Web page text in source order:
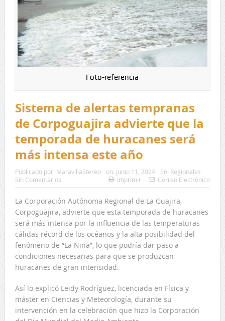
Foto-referencia
Sistema de alertas tempranas
de Corpoguajira advierte que la
temporada de huracanes será
más intensa este año
Publicado por: MaravillaStereo on: junio 11, 2024 En: Regionales
Sin Comentarios
Imprimir Correo Electrónico
La Corporación Autónoma Regional de La Guajira,
Corpoguajira, advierte que esta temporada de huracanes
será más intensa por la influencia de las temperaturas
cálidas récord de los océanos y la alta posibilidad del
fenómeno de “La Niña”, lo que podría dar paso a
condiciones necesarias para que se produzcan
huracanes de gran intensidad.
Así lo explicó Leidy Rodríguez, licenciada en Física y
máster en Ciencias y Meteorología, durante su
intervención en la celebración que hizo la Corporación